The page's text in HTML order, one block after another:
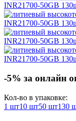
-5% за онлайн
Кол-во в упаковке:
1 шт10 шт50 шт130